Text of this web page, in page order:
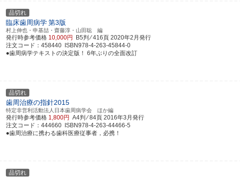
品切れ
臨床歯周病学第3版
村上伸也・申基喆・齋藤淳・山田聡 編
発行時参考価格 10,000円 B5判 ⁄ 416頁 2020年2月発行
注文コード：458440 ISBN978-4-263-45844-0
●歯周病学テキストの決定版！ 6年ぶりの全面改訂
品切れ
歯周治療の指針2015
特定非営利活動法人日本歯周病学会 ほか編
発行時参考価格 1,800円 A4判 ⁄ 84頁 2016年3月発行
注文コード：444660 ISBN978-4-263-44466-5
●歯周治療に携わる歯科医療従事者，必携！
品切れ